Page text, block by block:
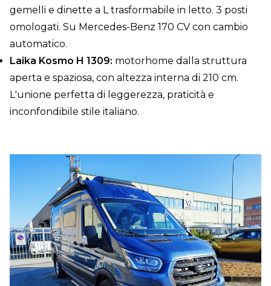
gemelli e dinette a L trasformabile in letto. 3 posti
omologati. Su Mercedes-Benz 170 CV con cambio
automatico.
Laika Kosmo H 1309: motorhome dalla struttura
aperta e spaziosa, con altezza interna di 210 cm.
L'unione perfetta di leggerezza, praticità e
inconfondibile stile italiano.